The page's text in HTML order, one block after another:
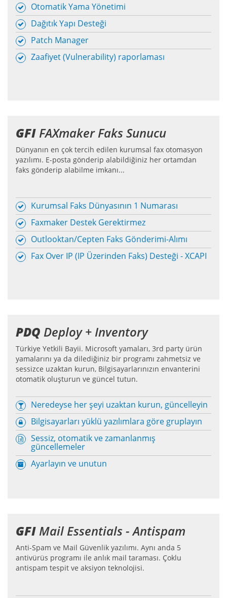
Otomatik Yama Yönetimi
Dağıtık Yapı Desteği
Patch Manager
Zaafiyet (Vulnerability) raporlaması
GFI FAXmaker Faks Sunucu
Dünyanın en çok tercih edilen kurumsal fax otomasyon
yazılımı. E-posta gönderip alabildiğiniz her ortamdan
faks gönderip alabilme imkanı...
Kurumsal Faks Dünyasının 1 Numarası
Faxmaker Destek Gerektirmez
Outlooktan/Cepten Faks Gönderimi-Alımı
Fax Over IP (IP Üzerinden Faks) Desteği - XCAPI
PDQ Deploy + Inventory
Türkiye Yetkili Bayii. Microsoft yamaları, 3rd party ürün
yamalarını ya da dilediğiniz bir programı zahmetsiz ve
sessizce uzaktan kurun, Bilgisayarlarınızın envanterini
otomatik oluşturun ve güncel tutun.
Neredeyse her şeyi uzaktan kurun, güncelleyin
Bilgisayarları yüklü yazılımlara göre gruplayın
Sessiz, otomatik ve zamanlanmış
güncellemeler
Ayarlayın ve unutun
GFI Mail Essentials - Antispam
Anti-Spam ve Mail Güvenlik yazılımı. Aynı anda 5
antivürüs programı ile anlık mail taraması. Çoklu
antispam tespit ve aksiyon teknolojisi.